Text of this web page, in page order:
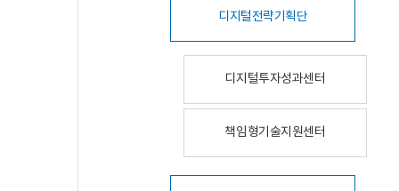
디지털전략기획단
디지털투자성과센터
책임형기술지원센터